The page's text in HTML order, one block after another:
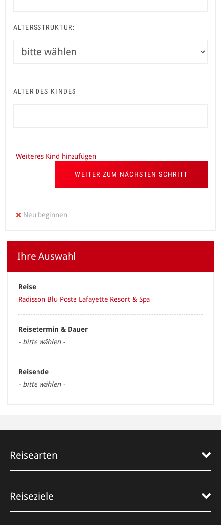
ALTERSSTRUKTUR:
ALTER DES KINDES
Weiteres Kind hinzufügen
WEITER ZUM NÄCHSTEN SCHRITT
Neu beginnen
Ihre Auswahl
Reise
Radisson Blu Poste Lafayette Resort & Spa
Reisetermin & Dauer
- bitte wählen -
Reisende
- bitte wählen -
Reisearten
Reiseziele